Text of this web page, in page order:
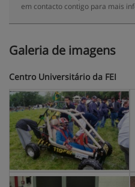
em contacto contigo para mais
Galeria de imagens
Centro Universitário da FEI